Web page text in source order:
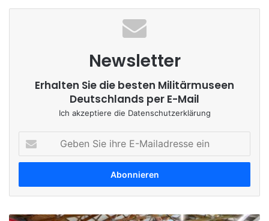
eit
e
dIn ra
Newsletter
Erhalten Sie die besten Militärmuseen
Deutschlands per E-Mail
Ich akzeptiere die Datenschutzerklärung
b
n
i